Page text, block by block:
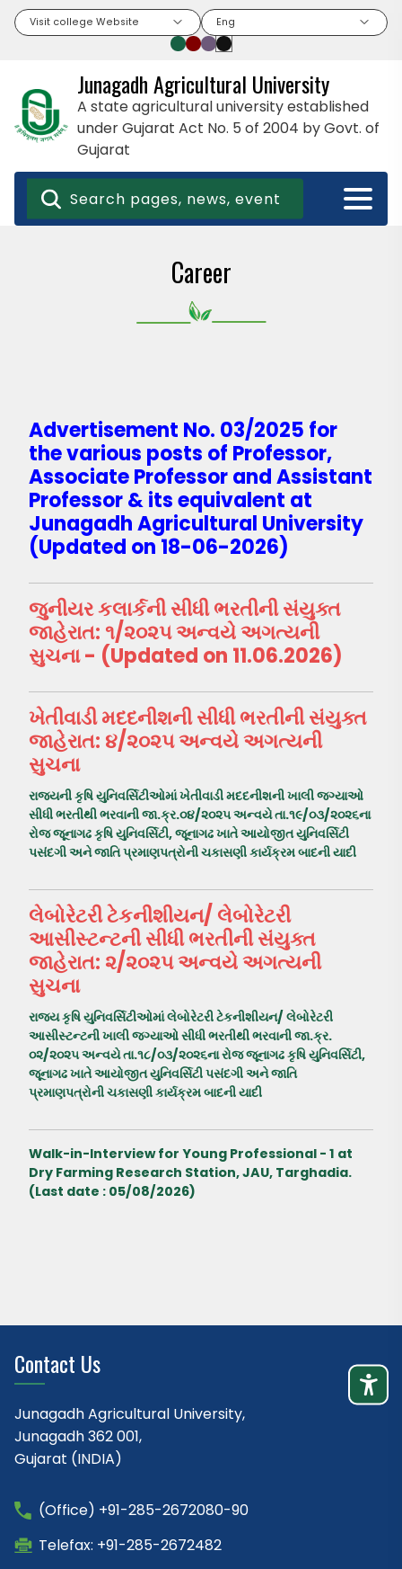
Visit college Website Eng
Junagadh Agricultural University
A state agricultural university established
under Gujarat Act No. 5 of 2004 by Govt. of
Gujarat
Career
Advertisement No. 03/2025 for
the various posts of Professor,
Associate Professor and Assistant
Professor & its equivalent at
Junagadh Agricultural University
(Updated on 18-06-2026)
જુનીયર કલાર્કની સીધી ભરતીની સંયુક્ત
જાહેરાત: ૧/૨૦૨૫ અન્વયે અગત્યની
સુચના - (Updated on 11.06.2026)
ખેતીવાડી મદદનીશની સીધી ભરતીની સંયુક્ત
જાહેરાત: ૪/૨૦૨૫ અન્વયે અગત્યની
સુચના
રાજયની કૃષિ યુનિવર્સિટીઓમાં ખેતીવાડી મદદનીશની ખાલી જગ્યાઓ
સીધી ભરતીથી ભરવાની જા.ક્ર.૦૪/૨૦૨૫ અન્વયે તા.૧૯/૦૩/૨૦૨૬ના
રોજ જૂનાગઢ કૃષિ યુનિવર્સિટી, જૂનાગઢ ખાતે આયોજીત યુનિવર્સિટી
પસંદગી અને જાતિ પ્રમાણપત્રોની ચકાસણી કાર્યક્રમ બાદની યાદી
લેબોરેટરી ટેકનીશીયન/ લેબોરેટરી
આસીસ્ટન્ટની સીધી ભરતીની સંયુક્ત
જાહેરાત: ૨/૨૦૨૫ અન્વયે અગત્યની
સુચના
રાજય કૃષિ યુનિવર્સિટીઓમાં લેબોરેટરી ટેકનીશીયન/ લેબોરેટરી
આસીસ્ટન્ટની ખાલી જગ્યાઓ સીધી ભરતીથી ભરવાની જા.ક્ર.
૦૨/૨૦૨૫ અન્વયે તા.૧૮/૦૩/૨૦૨૬ના રોજ જૂનાગઢ કૃષિ યુનિવર્સિટી,
જૂનાગઢ ખાતે આયોજીત યુનિવર્સિટી પસંદગી અને જાતિ
પ્રમાણપત્રોની ચકાસણી કાર્યક્રમ બાદની યાદી
Walk-in-Interview for Young Professional - 1 at
Dry Farming Research Station, JAU, Targhadia.
(Last date : 05/08/2026)
Contact Us
Junagadh Agricultural University,
Junagadh 362 001,
Gujarat (INDIA)
(Office) +91-285-2672080-90
Telefax: +91-285-2672482